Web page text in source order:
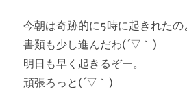
今朝は奇跡的に5時に起きれたの
書類も少し進んだわ(´▽｀)
明日も早く起きるぞー。
頑張ろっと(´▽｀)